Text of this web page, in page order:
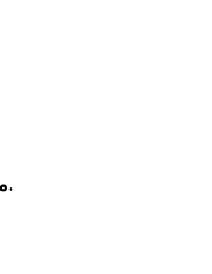
مقدار: 100 پي سيز/اندروني دٻو، 1500 پي سيز/ٻاهرين ڪارٽون.